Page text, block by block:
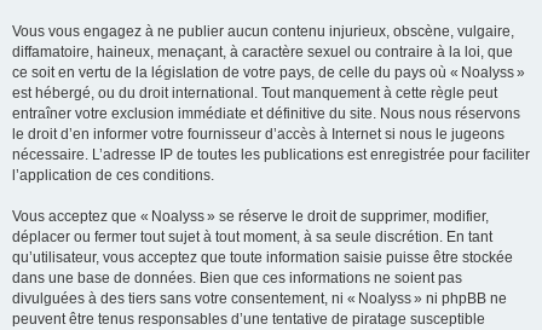
Vous vous engagez à ne publier aucun contenu injurieux, obscène, vulgaire,
diffamatoire, haineux, menaçant, à caractère sexuel ou contraire à la loi, que
ce soit en vertu de la législation de votre pays, de celle du pays où « Noalyss »
est hébergé, ou du droit international. Tout manquement à cette règle peut
entraîner votre exclusion immédiate et définitive du site. Nous nous réservons
le droit d’en informer votre fournisseur d’accès à Internet si nous le jugeons
nécessaire. L’adresse IP de toutes les publications est enregistrée pour faciliter
l’application de ces conditions.
Vous acceptez que « Noalyss » se réserve le droit de supprimer, modifier,
déplacer ou fermer tout sujet à tout moment, à sa seule discrétion. En tant
qu’utilisateur, vous acceptez que toute information saisie puisse être stockée
dans une base de données. Bien que ces informations ne soient pas
divulguées à des tiers sans votre consentement, ni « Noalyss » ni phpBB ne
peuvent être tenus responsables d’une tentative de piratage susceptible